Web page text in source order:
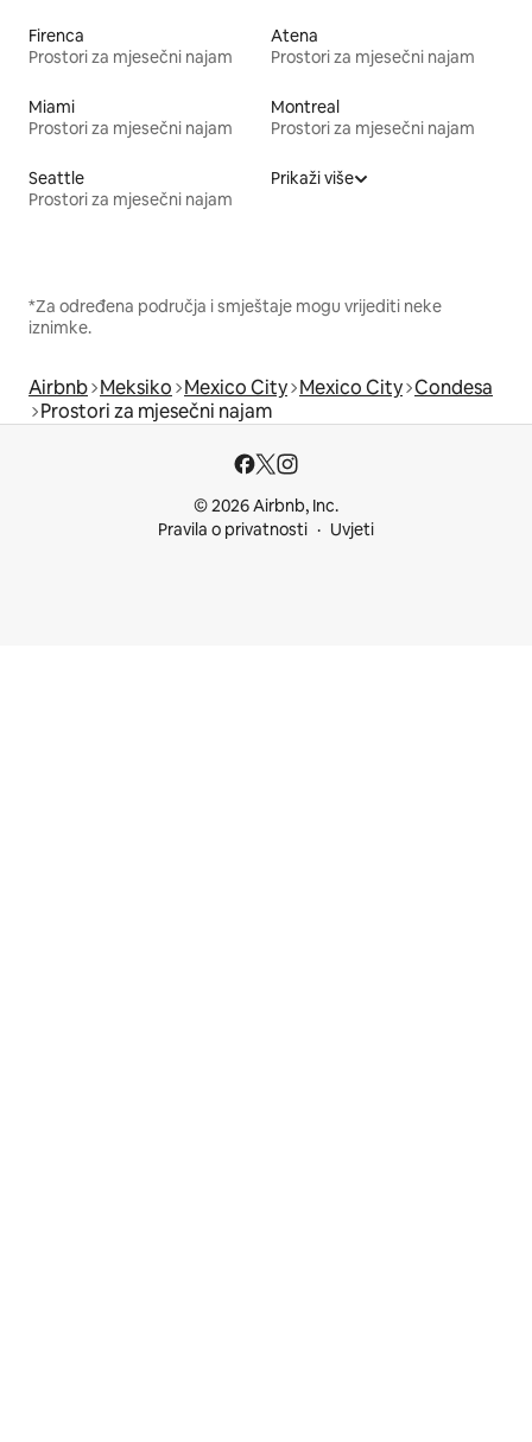
Firenca
Prostori za mjesečni najam
Atena
Prostori za mjesečni najam
Miami
Prostori za mjesečni najam
Montreal
Prostori za mjesečni najam
Seattle
Prostori za mjesečni najam
Prikaži više
*Za određena područja i smještaje mogu vrijediti neke
iznimke.
Airbnb Meksiko Mexico City Mexico City Condesa
Prostori za mjesečni najam
© 2026 Airbnb, Inc.
Pravila o privatnosti
Uvjeti